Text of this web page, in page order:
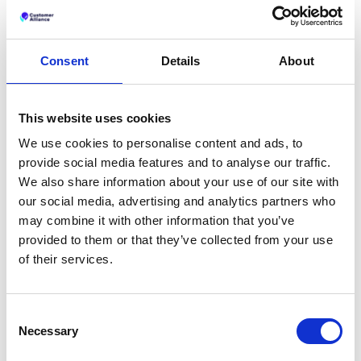
Consent Details About
This website uses cookies
We use cookies to personalise content and ads, to
provide social media features and to analyse our traffic.
We also share information about your use of our site with
our social media, advertising and analytics partners who
may combine it with other information that you’ve
provided to them or that they’ve collected from your use
of their services.
Selection
Necessary
Customer Alliance È Un Ottimo Strumento Che Ci
Fornisce Preziose Informazioni Sulle Esperienze Dei
Nostri Ospiti. Inoltre, Permette Di Rispondere
Istantaneamente Alle Recensioni Attraverso Interfacce
Su Diverse Piattaforme. Si Evolve Continuamente Per
Migliorare La Funzionalità E L'usabilità Della
Piattaforma. Inoltre, Customer Alliance Si È Dimostrato
Supporto Attivo A Sorat Hotels Quando Necessario.
Customer Alliance È Uno Strumento Straordinario Che